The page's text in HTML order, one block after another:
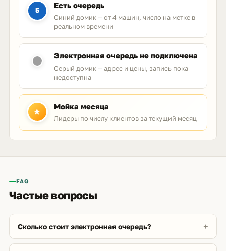
5
Есть очередь
Синий домик — от 4 машин, число на метке в
реальном времени
Электронная очередь не подключена
Серый домик — адрес и цены, запись пока
недоступна
★
Мойка месяца
Лидеры по числу клиентов за текущий месяц
FAQ
Частые вопросы
Сколько стоит электронная очередь?